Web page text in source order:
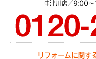
中津川店／9:00
リフォームに関す